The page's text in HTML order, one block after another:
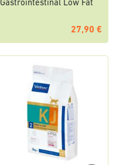
Gastrointestinal Low Fat
27,90 €